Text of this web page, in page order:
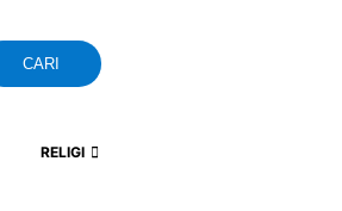
CARI
RELIGI